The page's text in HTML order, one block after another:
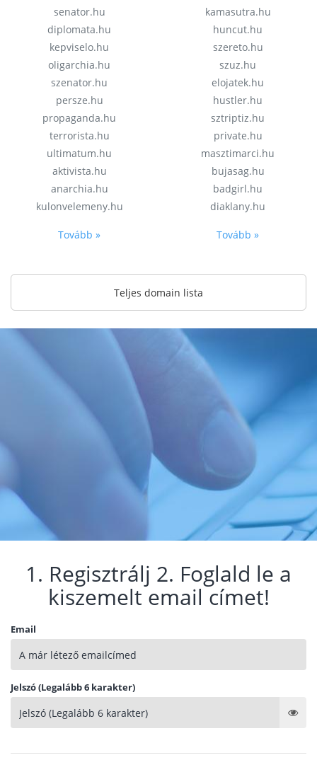
senator.hu
diplomata.hu
kepviselo.hu
oligarchia.hu
szenator.hu
persze.hu
propaganda.hu
terrorista.hu
ultimatum.hu
aktivista.hu
anarchia.hu
kulonvelemeny.hu
Tovább »
kamasutra.hu
huncut.hu
szereto.hu
szuz.hu
elojatek.hu
hustler.hu
sztriptiz.hu
private.hu
masztimarci.hu
bujasag.hu
badgirl.hu
diaklany.hu
Tovább »
Teljes domain lista
1. Regisztrálj 2. Foglald le a
kiszemelt email címet!
Email
Jelszó (Legalább 6 karakter)